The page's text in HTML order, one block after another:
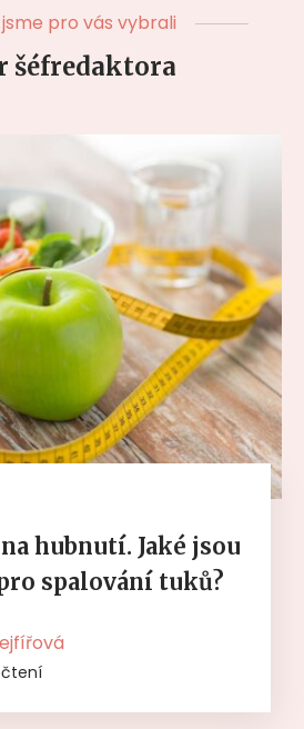
pro vás vybrali
šéfredaktora
hubnutí. Jaké jsou
spalování tuků?
čtení